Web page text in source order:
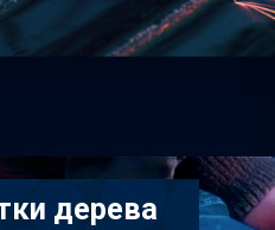
дерева
завод
ISMAFLEX
Полимерпласт
3Д Крестики
Контакты